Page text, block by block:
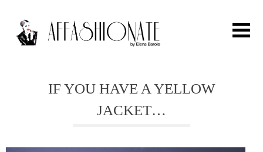
FASHION
IF YOU HAVE A YELLOW
JACKET…